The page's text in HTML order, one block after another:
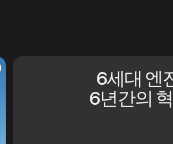
6세대 엔
6년간의